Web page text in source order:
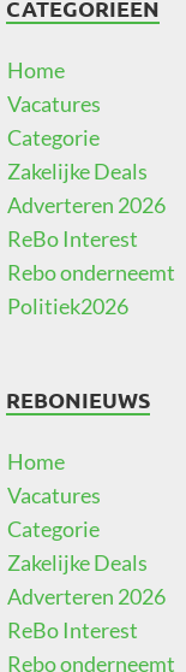
CATEGORIEËN
Home
Vacatures
Categorie
Zakelijke Deals
Adverteren 2026
ReBo Interest
Rebo onderneemt
Politiek2026
REBONIEUWS
Home
Vacatures
Categorie
Zakelijke Deals
Adverteren 2026
ReBo Interest
Rebo onderneemt